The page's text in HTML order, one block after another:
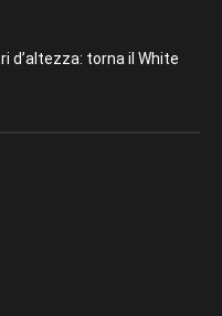
d’altezza: torna il White